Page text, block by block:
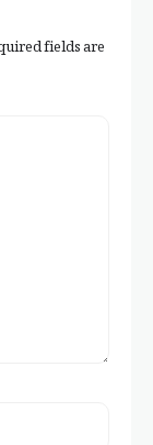
fields are